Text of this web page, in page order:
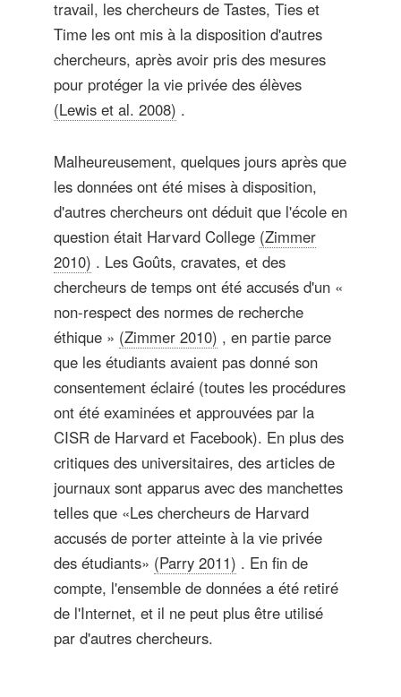
travail, les chercheurs de Tastes, Ties et
Time les ont mis à la disposition d'autres
chercheurs, après avoir pris des mesures
pour protéger la vie privée des élèves
(Lewis et al. 2008) .
Malheureusement, quelques jours après que
les données ont été mises à disposition,
d'autres chercheurs ont déduit que l'école en
question était Harvard College (Zimmer
2010) . Les Goûts, cravates, et des
chercheurs de temps ont été accusés d'un «
non-respect des normes de recherche
éthique » (Zimmer 2010) , en partie parce
que les étudiants avaient pas donné son
consentement éclairé (toutes les procédures
ont été examinées et approuvées par la
CISR de Harvard et Facebook). En plus des
critiques des universitaires, des articles de
journaux sont apparus avec des manchettes
telles que «Les chercheurs de Harvard
accusés de porter atteinte à la vie privée
des étudiants» (Parry 2011) . En fin de
compte, l'ensemble de données a été retiré
de l'Internet, et il ne peut plus être utilisé
par d'autres chercheurs.